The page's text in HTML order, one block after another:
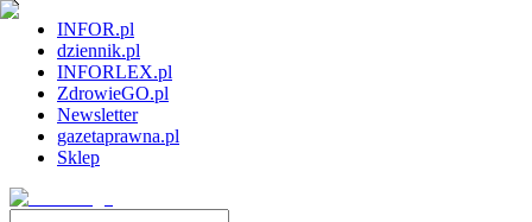
INFOR.pl
dziennik.pl
INFORLEX.pl
ZdrowieGO.pl
Newsletter
gazetaprawna.pl
Sklep